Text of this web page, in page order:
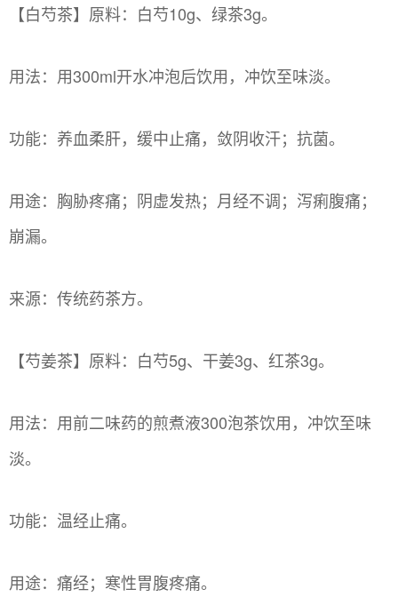
【白芍茶】原料：白芍10g、绿茶3g。
用法：用300ml开水冲泡后饮用，冲饮至味淡。
功能：养血柔肝，缓中止痛，敛阴收汗；抗菌。
用途：胸胁疼痛；阴虚发热；月经不调；泻痢腹痛；
崩漏。
来源：传统药茶方。
【芍姜茶】原料：白芍5g、干姜3g、红茶3g。
用法：用前二味药的煎煮液300泡茶饮用，冲饮至味
淡。
功能：温经止痛。
用途：痛经；寒性胃腹疼痛。